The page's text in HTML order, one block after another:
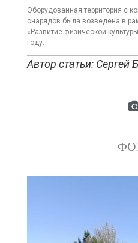
Оборудованная территория с
снарядов была возведена в
«Развитие физической
году.
Автор статьи: Сергей